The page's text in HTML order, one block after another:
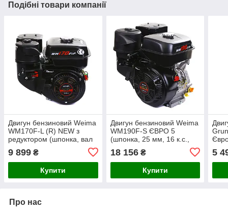
Подібні товари компанії
Двигун бензиновий Weima
WM170F-L (R) NEW з
редуктором (шпонка, вал
20 мм, 1800 об/хв, бак 5 л,
7.5 л.с)
9 899 ₴
Купити
Двигун бензиновий Weima
WM190F-S ЄВРО 5
(шпонка, 25 мм, 16 к.с.,
18 156₴
Купити
5
Про нас